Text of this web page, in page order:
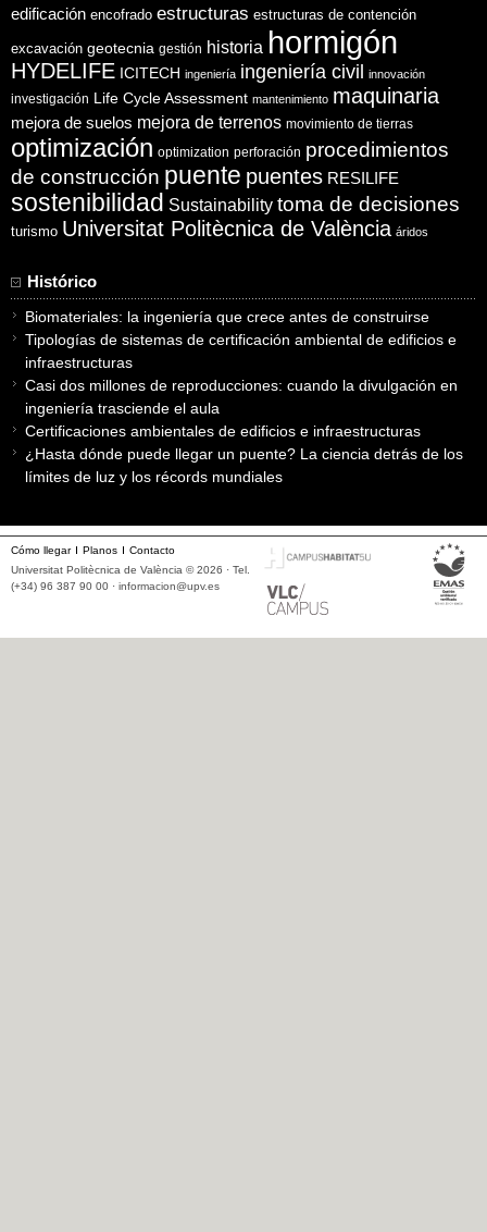
edificación encofrado estructuras estructuras de contención
excavación geotecnia gestión historia hormigón
HYDELIFE ICITECH ingeniería ingeniería civil innovación
investigación Life Cycle Assessment mantenimiento maquinaria
mejora de suelos mejora de terrenos movimiento de tierras
optimización optimization perforación procedimientos
de construcción puente puentes RESILIFE
sostenibilidad Sustainability toma de decisiones
turismo Universitat Politècnica de València áridos
Histórico
Biomateriales: la ingeniería que crece antes de construirse
Tipologías de sistemas de certificación ambiental de edificios e
infraestructuras
Casi dos millones de reproducciones: cuando la divulgación en
ingeniería trasciende el aula
Certificaciones ambientales de edificios e infraestructuras
¿Hasta dónde puede llegar un puente? La ciencia detrás de los
límites de luz y los récords mundiales
Cómo llegar Planos
Contacto
Universitat Politècnica de València © 2026 · Tel.
(+34) 96 387 90 00 · informacion@upv.es